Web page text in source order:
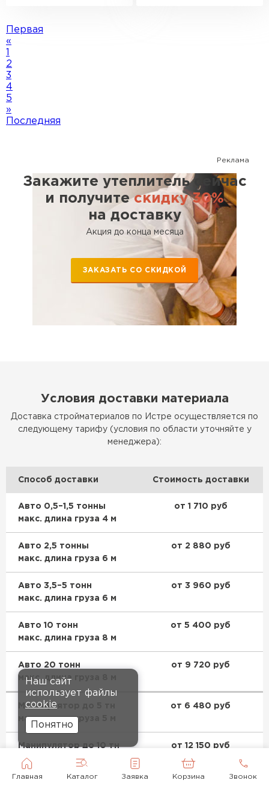
Главная Каталог Заявка Корзина Звонок
Первая
«
2
3
4
5
»
Последняя
Реклама
Закажите утеплитель сейчас
и получитескидку 30%
на доставку
Акция до конца месяца
ЗАКАЗАТЬ СО СКИДКОЙ
Условия доставки материала
Доставка стройматериалов по Истре осуществляется по
следующему тарифу (условия по области уточняйте у
менеджера):
Способ доставки Стоимость доставки
Авто 0,5–1,5 тонны
макс. длина груза 4 м
от 1 710 руб
Авто 2,5 тонны
макс. длина груза 6 м
от 2 880 руб
Авто 3,5–5 тонн
макс. длина груза 6 м
от 3 960 руб
Авто 10 тонн
макс. длина груза 8 м
от 5 400 руб
Авто 20 тонн
макс. длина груза 8 м
от 9 720 руб
Манипулятор до 5 тн
макс. длина груза 5 м
от 6 480 руб
Манипулятор до 10 тн
макс. длина груза 10 м
от 12 150 руб
Наш сайт
использует файлы
cookie
Понятно